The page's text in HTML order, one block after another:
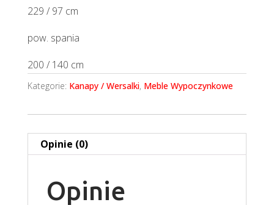
229 / 97 cm
pow. spania
200 / 140 cm
Kategorie: Kanapy / Wersalki, Meble Wypoczynkowe
Opinie (0)
Opinie